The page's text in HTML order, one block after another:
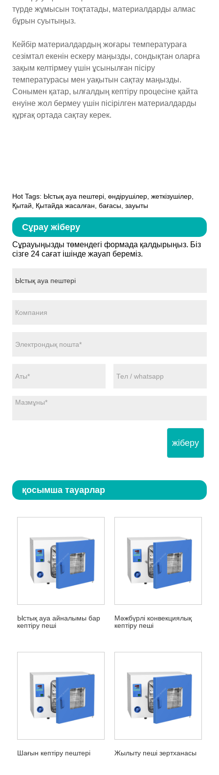
түрде жұмысын тоқтатады, материалдарды алмас
бұрын суытыңыз.
Кейбір материалдардың жоғары температураға
сезімтал екенін ескеру маңызды, сондықтан оларға
зақым келтірмеу үшін ұсынылған пісіру
температурасы мен уақытын сақтау маңызды.
Сонымен қатар, ылғалдың кептіру процесіне қайта
енуіне жол бермеу үшін пісірілген материалдарды
құрғақ ортада сақтау керек.
Hot Tags: Ыстық ауа пештері, өндірушілер, жеткізушілер,
Қытай, Қытайда жасалған, бағасы, зауыты
Сұрау жіберу
Сұрауыңызды төмендегі формада қалдырыңыз. Біз
сізге 24 сағат ішінде жауап береміз.
жіберу
қосымша тауарлар
Ыстық ауа айналымы бар
кептіру пеші
Мәжбүрлі конвекциялық
кептіру пеші
Шағын кептіру пештері Жылыту пеші зертханасы